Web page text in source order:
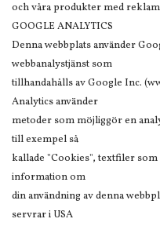
och våra produkter med
GOOGLE ANALYTICS
Denna webbplats använder
webbanalystjänst som
tillhandahålls av Google Inc.
Analytics använder
metoder som möjliggör en
till exempel så
kallade "Cookies", textfiler som
information om
din användning av denna
servrar i USA